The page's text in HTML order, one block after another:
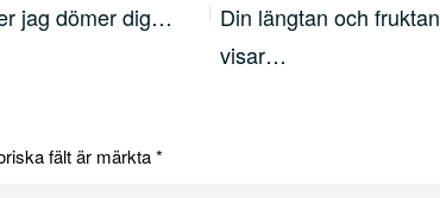
jag dömer dig…
Din längtan och fruktan
visar…
fält är märkta*